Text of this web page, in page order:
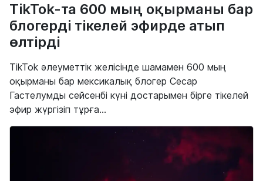
TikTok-та 600 мың оқырманы бар
блогерді тікелей эфирде атып
өлтірді
TikTok әлеуметтік желісінде шамамен 600 мың
оқырманы бар мексикалық блогер Сесар
Гастелумды сейсенбі күні достарымен бірге тікелей
эфир жүргізіп тұрға...